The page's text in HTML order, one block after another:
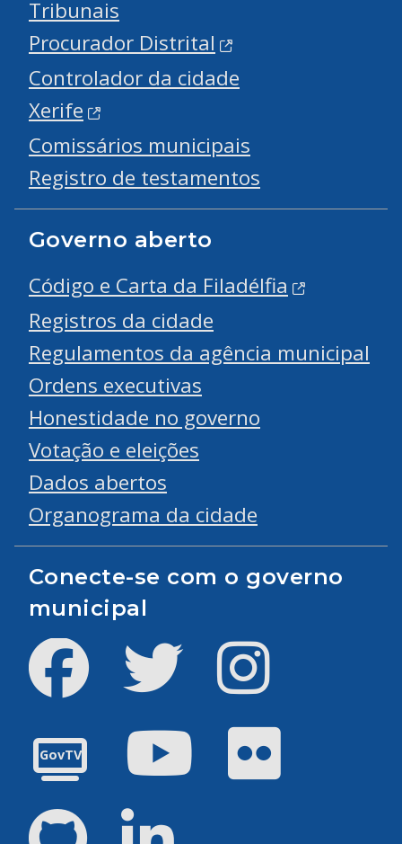
Tribunais
Procurador Distrital
Controlador da cidade
Xerife
Comissários municipais
Registro de testamentos
Governo aberto
Código e Carta da Filadélfia
Registros da cidade
Regulamentos da agência municipal
Ordens executivas
Honestidade no governo
Votação e eleições
Dados abertos
Organograma da cidade
Conecte-se com o governo
municipal
Facebook Twitter
GovTV
Youtube
GitHub